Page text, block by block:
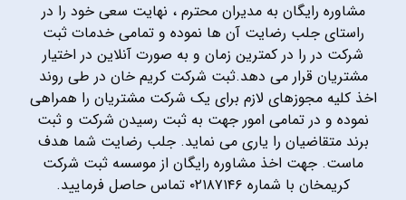
مشاوره رایگان به مدیران محترم ، نهایت سعی خود را در
راستای جلب رضایت آن ها نموده و تمامی خدمات ثبت
شرکت در را در کمترین زمان و به صورت آنلاین در اختیار
مشتریان قرار می دهد.ثبت شرکت کریم خان در طی روند
اخذ کلیه مجوزهای لازم برای یک شرکت مشتریان را همراهی
نموده و در تمامی امور جهت به ثبت رسیدن شرکت و ثبت
برند متقاضیان را یاری می نماید. جلب رضایت شما هدف
ماست. جهت اخذ مشاوره رایگان از موسسه ثبت شرکت
کریمخان با شماره ۰۲۱۸۷۱۴۶ تماس حاصل فرمایید.